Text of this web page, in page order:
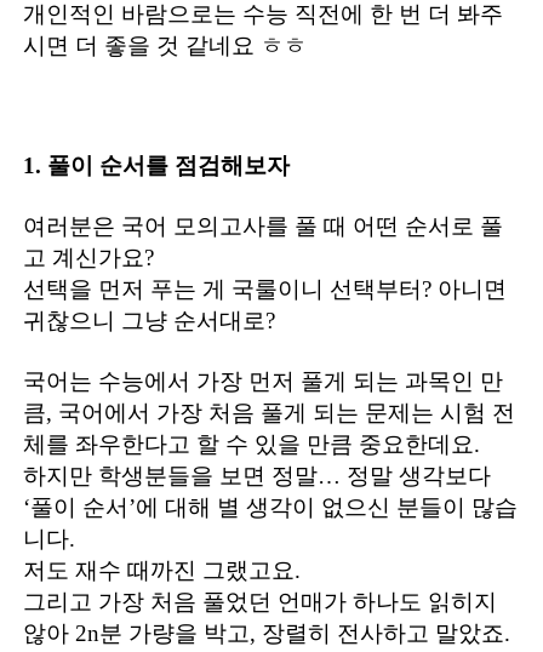
개인적인 바람으로는 수능 직전에 한 번 더 봐주
시면 더 좋을 것 같네요 ㅎㅎ
1. 풀이 순서를 점검해보자
여러분은 국어 모의고사를 풀 때 어떤 순서로 풀
고 계신가요?
선택을 먼저 푸는 게 국룰이니 선택부터? 아니면
귀찮으니 그냥 순서대로?
국어는 수능에서 가장 먼저 풀게 되는 과목인 만
큼, 국어에서 가장 처음 풀게 되는 문제는 시험 전
체를 좌우한다고 할 수 있을 만큼 중요한데요.
하지만 학생분들을 보면 정말… 정말 생각보다
‘풀이 순서’에 대해 별 생각이 없으신 분들이 많습
니다.
저도 재수 때까진 그랬고요.
그리고 가장 처음 풀었던 언매가 하나도 읽히지
않아 2n분 가량을 박고, 장렬히 전사하고 말았죠.